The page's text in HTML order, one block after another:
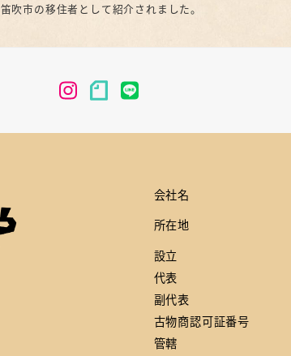
笛吹市の移住者として紹介されました。
メ
ニ
項
メ
ニ
項
メ
ニ
項
会社名
所在地
設立
代表
副代表
古物商認可証番号
管轄